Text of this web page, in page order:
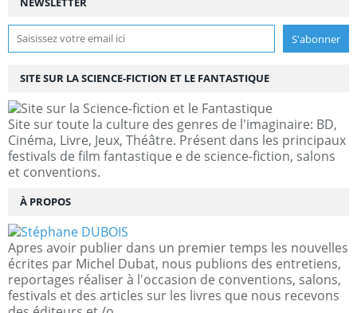
SITE SUR LA SCIENCE-FICTION ET LE FANTASTIQUE
Site sur toute la culture des genres de l'imaginaire: BD,
Cinéma, Livre, Jeux, Théâtre. Présent dans les principaux
festivals de film fantastique e de science-fiction, salons
et conventions.
À PROPOS
Apres avoir publier dans un premier temps les nouvelles
écrites par Michel Dubat, nous publions des entretiens,
reportages réaliser à l'occasion de conventions, salons,
festivals et des articles sur les livres que nous recevons